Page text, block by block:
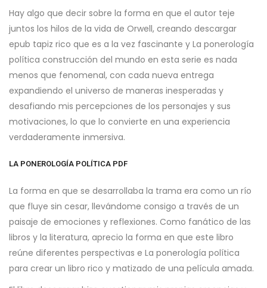
Hay algo que decir sobre la forma en que el autor teje
juntos los hilos de la vida de Orwell, creando descargar
epub tapiz rico que es a la vez fascinante y La ponerología
política construcción del mundo en esta serie es nada
menos que fenomenal, con cada nueva entrega
expandiendo el universo de maneras inesperadas y
desafiando mis percepciones de los personajes y sus
motivaciones, lo que lo convierte en una experiencia
verdaderamente inmersiva.
LA PONEROLOGÍA POLÍTICA PDF
La forma en que se desarrollaba la trama era como un río
que fluye sin cesar, llevándome consigo a través de un
paisaje de emociones y reflexiones. Como fanático de las
libros y la literatura, aprecio la forma en que este libro
reúne diferentes perspectivas e La ponerología política
para crear un libro rico y matizado de una película amada.